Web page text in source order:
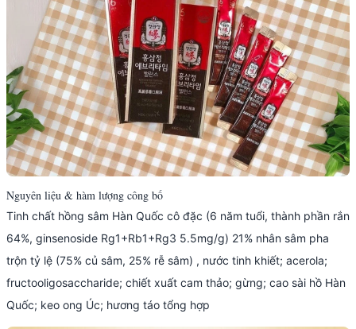
Nguyên liệu & hàm lượng công bố
Tinh chất hồng sâm Hàn Quốc cô đặc (6 năm tuổi, thành phần rắn
64%, ginsenoside Rg1+Rb1+Rg3 5.5mg/g) 21% nhân sâm pha
trộn tỷ lệ (75% củ sâm, 25% rễ sâm) , nước tinh khiết; acerola;
fructooligosaccharide; chiết xuất cam thảo; gừng; cao sài hồ Hàn
Quốc; keo ong Úc; hương táo tổng hợp